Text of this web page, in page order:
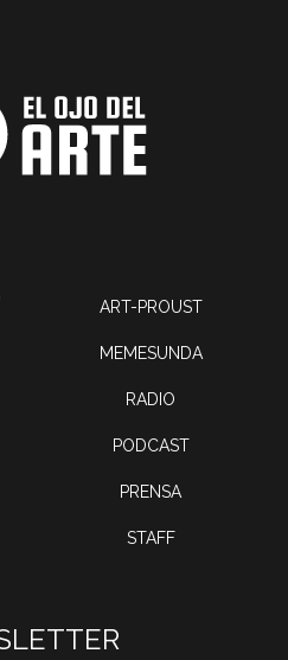
ART-PROUST
MEMESUNDA
RADIO
PODCAST
PRENSA
STAFF